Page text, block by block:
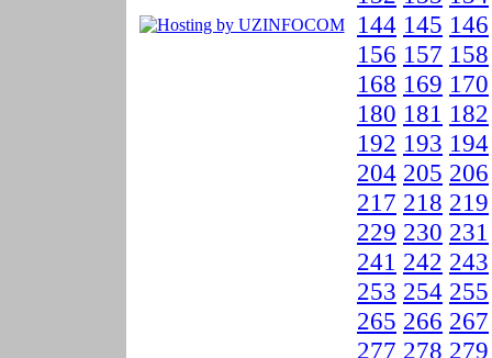
144 145 146
156 157 158
168 169 170
180 181 182
192 193 194
204 205 206
217 218 219
229 230 231
241 242 243
253 254 255
265 266 267
277 278 279